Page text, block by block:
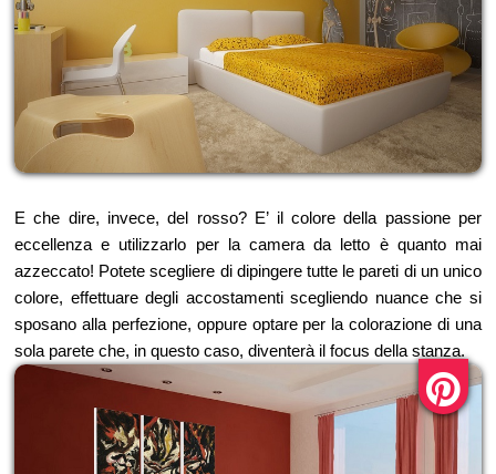
E che dire, invece, del rosso? E’ il colore della passione per
eccellenza e utilizzarlo per la camera da letto è quanto mai
azzeccato! Potete scegliere di dipingere tutte le pareti di un unico
colore, effettuare degli accostamenti scegliendo nuance che si
sposano alla perfezione, oppure optare per la colorazione di una
sola parete che, in questo caso, diventerà il focus della stanza.